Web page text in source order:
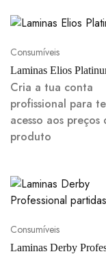
Consumíveis
Laminas Elios
Cria a tua conta
profissional para
acesso aos preços
produto
Consumíveis
Laminas Derby